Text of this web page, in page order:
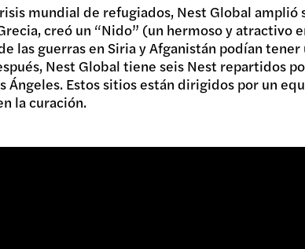
mundial de refugiados, Nest Global amplió
creó un “Nido” (un hermoso y
las guerras en Siria y Afganistán podían
Nest Global tiene seis Nest repartidos
Ángeles. Estos sitios están dirigidos por un
la curación.